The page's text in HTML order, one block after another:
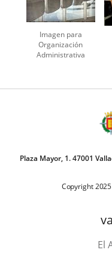
Imagen para
Organización
Administrativa
Plaza Mayor, 1. 47001
Copyright
El